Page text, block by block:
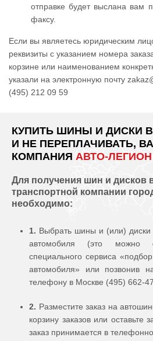
отправке будет выслана вам
факсу.
Если вы являетесь юридическим
реквизиты с указанием номера
корзине или наименованием
указали на электронную почту
(495) 212 09 59
КУПИТЬ ШИНЫ И ДИСКИ
И НЕ ПЕРЕПЛАЧИВАТЬ,
КОМПАНИЯ АВТО-ЛЕГИОН
Для получения шин и дисков
транспортной компании
необходимо:
1. Выбрать шины и (или)
автомобиля (это можно
специального сервиса
автомобиля» или позвонив
телефону в Москве (495) 662-
2. Разместите заказ на
корзину заказов или оставьте
заказ принимается в